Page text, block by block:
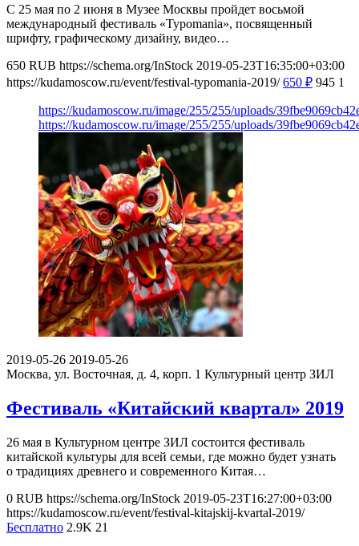
С 25 мая по 2 июня в Музее Москвы пройдет восьмой
международный фестиваль «Typomania», посвященный
шрифту, графическому дизайну, видео…
650 RUB https://schema.org/InStock 2019-05-23T16:35:00+03:00
https://kudamoscow.ru/event/festival-typomania-2019/ 650 ₽ 945 1
https://kudamoscow.ru/image/255/255/uploads/
https://kudamoscow.ru/image/255/255/uploads/
2019-05-26 2019-05-26
Москва, ул. Восточная, д. 4, корп. 1 Культурный центр ЗИЛ
Фестиваль «Китайский квартал» 2019
26 мая в Культурном центре ЗИЛ состоится фестиваль
китайской культуры для всей семьи, где можно будет узнать
о традициях древнего и современного Китая…
0 RUB https://schema.org/InStock 2019-05-23T16:27:00+03:00
https://kudamoscow.ru/event/festival-kitajskij-kvartal-2019/
Бесплатно 2.9K 21